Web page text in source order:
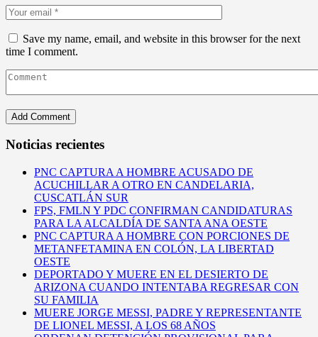
Save my name, email, and website in this browser for the next
time I comment.
Noticias recientes
PNC CAPTURA A HOMBRE ACUSADO DE
ACUCHILLAR A OTRO EN CANDELARIA,
CUSCATLÁN SUR
FPS, FMLN Y PDC CONFIRMAN CANDIDATURAS
PARA LA ALCALDÍA DE SANTA ANA OESTE
PNC CAPTURA A HOMBRE CON PORCIONES DE
METANFETAMINA EN COLÓN, LA LIBERTAD
OESTE
DEPORTADO Y MUERE EN EL DESIERTO DE
ARIZONA CUANDO INTENTABA REGRESAR CON
SU FAMILIA
MUERE JORGE MESSI, PADRE Y REPRESENTANTE
DE LIONEL MESSI, A LOS 68 AÑOS